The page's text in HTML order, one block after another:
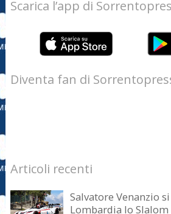
Scarica l’app di
Diventa fan di
Articoli recenti
Salvatore Venanzio
Lombardia lo